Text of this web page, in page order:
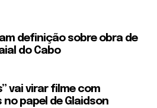
definição sobre obra de
do Cabo
vai virar filme com
papel de Glaidson